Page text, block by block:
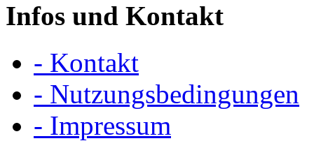
Infos und Kontakt
- Kontakt
- Nutzungsbedingungen
- Impressum